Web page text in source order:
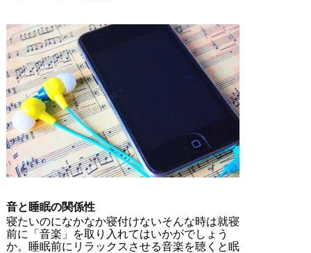
音と睡眠の関係性
寝たいのになかなか寝付けないそんな時は就寝
前に「音楽」を取り入れてはいかがでしょう
か。睡眠前にリラックスさせる音楽を聴くと眠